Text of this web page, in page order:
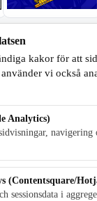
grundat
och 2010
Skillingaryd.nu tre
och Vaggeryds
kakor för att
vi också
Analytics)
navigering
(Contentsquare/
sessionsdata i